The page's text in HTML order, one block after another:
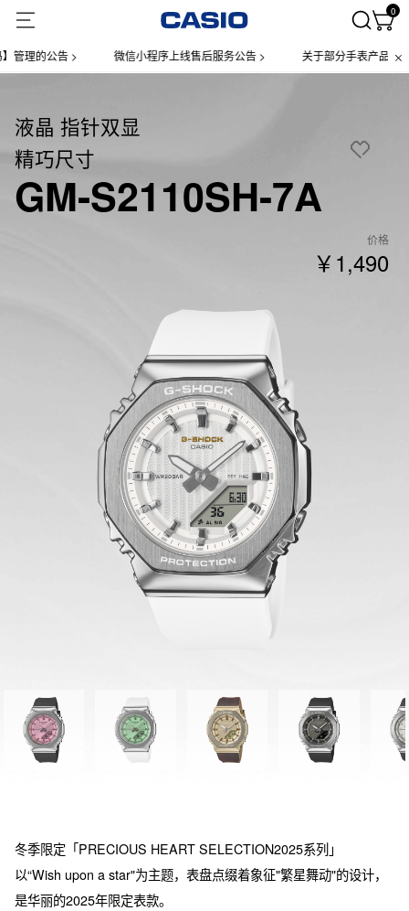
0
理的公告 > 微信小程序上线售后服务公告 > 关于部分手表产品实施
液晶 指针双显
精巧尺寸
GM-S2110SH-7A
价格
￥1,490
冬季限定「PRECIOUS HEART SELECTION2025系列」
以“Wish upon a star"为主题，表盘点缀着象征"繁星舞动"的设计，
是华丽的2025年限定表款。